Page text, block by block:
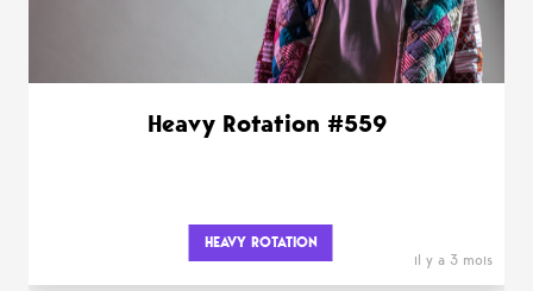
Heavy Rotation #559
HEAVY ROTATION
il y a 3 mois